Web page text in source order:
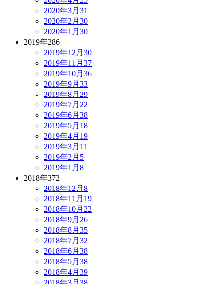
2020年3月 31
2020年2月 30
2020年1月 30
2019年286
2019年12月 30
2019年11月 37
2019年10月 36
2019年9月 33
2019年8月 29
2019年7月 22
2019年6月 38
2019年5月 18
2019年4月 19
2019年3月 11
2019年2月 5
2019年1月 8
2018年372
2018年12月 8
2018年11月 19
2018年10月 22
2018年9月 26
2018年8月 35
2018年7月 32
2018年6月 38
2018年5月 38
2018年4月 39
2018年3月 38